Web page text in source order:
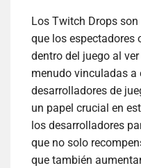
Los Twitch Drops
que los espectadores
dentro del juego al
menudo vinculadas a
desarrolladores de
un papel crucial en
los desarrolladores
que no solo
que también